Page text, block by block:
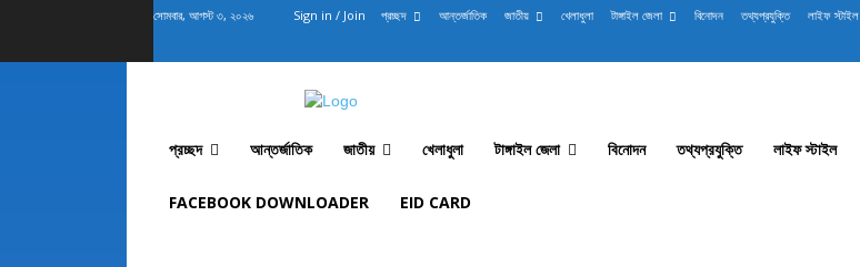
সোমবার, আগস্ট ৩, ২০২৬ Sign in / Join প্রচ্ছদ আন্তর্জাতিক জাতীয় খেলাধুলা টাঙ্গাইল জেলা বিনোদন তথ্যপ্রযুক্তি লাইফ স্টাইল
প্রচ্ছদ আন্তর্জাতিক জাতীয় খেলাধুলা টাঙ্গাইল জেলা বিনোদন তথ্যপ্রযুক্তি লাইফ স্টাইল
FACEBOOK DOWNLOADER EID CARD